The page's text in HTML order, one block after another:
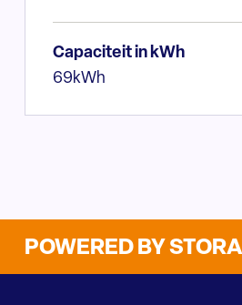
Capaciteit in kWh
69kWh
POWERED BY